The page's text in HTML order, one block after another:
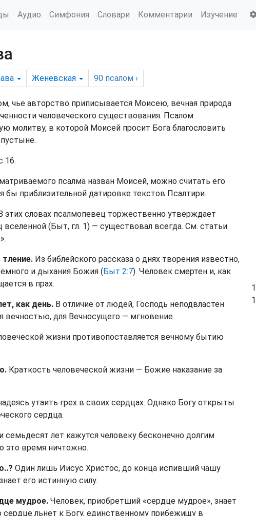
Аудио Симфония Словари Комментарии Изучение
Женевская 90 псалом ›
чье авторство приписывается Моисею, вечная природа
человеческого существования. Псалом
молитву, в которой Моисей просит Бога благословить
16.
псалма назван Моисей, можно считать его
приблизительной датировке текстов Псалтири.
этих словах псалмопевец торжественно утверждает
(Быт, гл. 1) — существовал всегда. См. статьи
Из библейского рассказа о днях творения известно,
и дыхания Божия (Быт 2:7). Человек смертен и, как
в прах.
как день. В отличие от людей, Господь неподвластен
вечностью, для Вечносущего — мгновение.
жизни противопоставляется вечному бытию
Краткость человеческой жизни — Божие наказание за
утаить грех в своих сердцах. Однако Богу открыты
сердца.
семьдесят лет кажутся человеку бесконечно долгим
это время ничтожно.
Один лишь Иисус Христос, до конца испивший чашу
его истинную силу.
мудрое. Человек, приобретший «сердце мудрое», знает
сердце льнет к Богу, единственному прибежищу в